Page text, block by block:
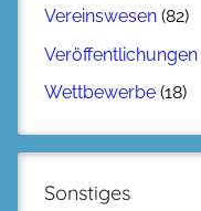
Vereinswesen (82)
Veröffentlichungen
Wettbewerbe (18)
Sonstiges